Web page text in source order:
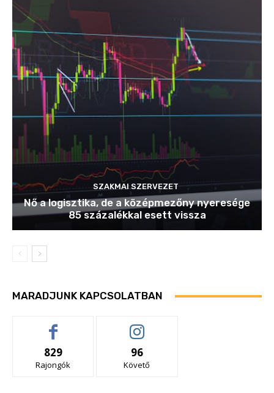
SZAKMAI SZERVEZET
Nő a logisztika, de a középmezőny nyeresége
85 százalékkal esett vissza
MARADJUNK KAPCSOLATBAN
829
Rajongók
96
Követő